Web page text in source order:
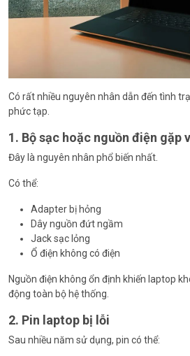
Có rất nhiều nguyên nhân dẫn đến tình
phức tạp.
1. Bộ sạc hoặc nguồn điện gặp
Đây là nguyên nhân phổ biến nhất.
Có thể:
Adapter bị hỏng
Dây nguồn đứt ngầm
Jack sạc lỏng
Ổ điện không có điện
Nguồn điện không ổn định khiến laptop
động toàn bộ hệ thống.
2. Pin laptop bị lỗi
Sau nhiều năm sử dụng, pin có thể: